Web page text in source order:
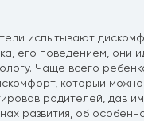
испытывают
его поведением, они
Чаще всего
который можно
родителей, дав
развития, об